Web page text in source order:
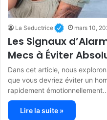
La Seductrice mars 10,
Les Signaux
Mecs à Éviter
Dans cet article, nous
que vous devriez éviter un
rapidement
Lire la suite »